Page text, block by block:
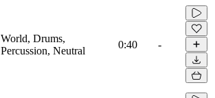
World, Drums,
Percussion, Neutral
0:40 -